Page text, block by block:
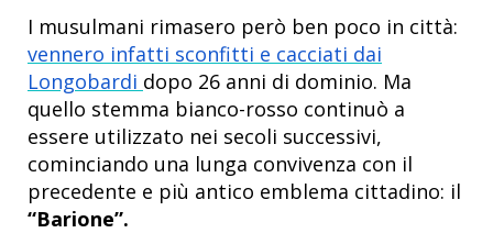
I musulmani rimasero però ben poco in città:
vennero infatti sconfitti e cacciati dai
Longobardi dopo 26 anni di dominio. Ma
quello stemma bianco-rosso continuò a
essere utilizzato nei secoli successivi,
cominciando una lunga convivenza con il
precedente e più antico emblema cittadino: il
“Barione”.